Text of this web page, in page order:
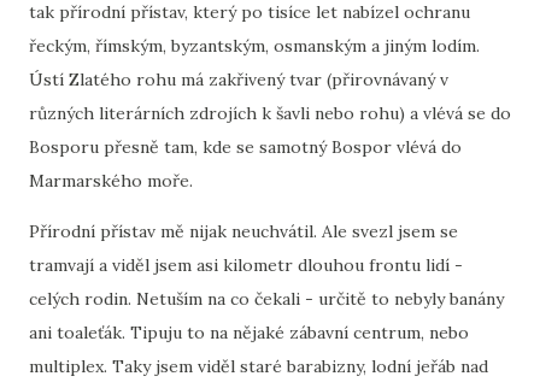
tak přírodní přístav, který po tisíce let nabízel ochranu
řeckým, římským, byzantským, osmanským a jiným lodím.
Ústí Zlatého rohu má zakřivený tvar (přirovnávaný v
různých literárních zdrojích k šavli nebo rohu) a vlévá se do
Bosporu přesně tam, kde se samotný Bospor vlévá do
Marmarského moře.
Přírodní přístav mě nijak neuchvátil. Ale svezl jsem se
tramvají a viděl jsem asi kilometr dlouhou frontu lidí -
celých rodin. Netuším na co čekali - určitě to nebyly banány
ani toaleťák. Tipuju to na nějaké zábavní centrum, nebo
multiplex. Taky jsem viděl staré barabizny, lodní jeřáb nad